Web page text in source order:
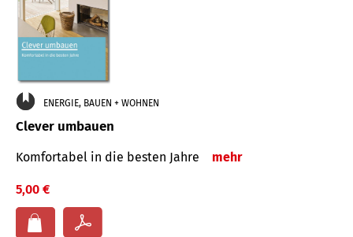
ENERGIE, BAUEN + WOHNEN
Clever umbauen
Komfortabel in die besten Jahre mehr
5,00 €